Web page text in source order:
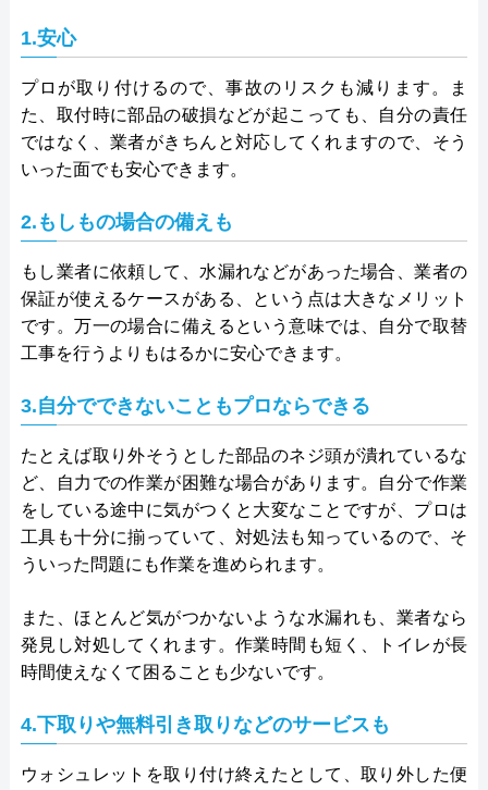
1.安心
プロが取り付けるので、事故のリスクも減ります。ま
た、取付時に部品の破損などが起こっても、自分の責任
ではなく、業者がきちんと対応してくれますので、そう
いった面でも安心できます。
2.もしもの場合の備えも
もし業者に依頼して、水漏れなどがあった場合、業者の
保証が使えるケースがある、という点は大きなメリット
です。万一の場合に備えるという意味では、自分で取替
工事を行うよりもはるかに安心できます。
3.自分でできないこともプロならできる
たとえば取り外そうとした部品のネジ頭が潰れているな
ど、自力での作業が困難な場合があります。自分で作業
をしている途中に気がつくと大変なことですが、プロは
工具も十分に揃っていて、対処法も知っているので、そ
ういった問題にも作業を進められます。
また、ほとんど気がつかないような水漏れも、業者なら
発見し対処してくれます。作業時間も短く、トイレが長
時間使えなくて困ることも少ないです。
4.下取りや無料引き取りなどのサービスも
ウォシュレットを取り付け終えたとして、取り外した便